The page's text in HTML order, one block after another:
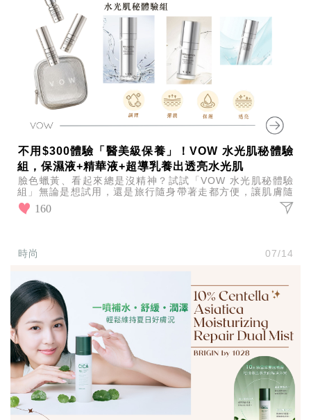
不用$300體驗「醫美級保養」！VOW 水光肌秘體驗
組，保濕液+精華液+超導乳養出透亮水光肌
臉色蠟黃、看起來總是沒精神？試試「VOW 水光肌秘體驗
組」無論是想試用，還是旅行隨身帶著走都方便，讓肌膚隨
時維持水潤透亮，百元入手，輕鬆養出發光好膚質！
160
時尚 07/14